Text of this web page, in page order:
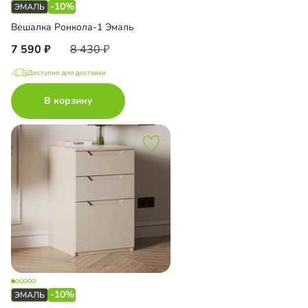
-10%
Вешалка Ронкола-1 Эмаль
7 590 8 430
Доступно для доставки
В корзину
-10%